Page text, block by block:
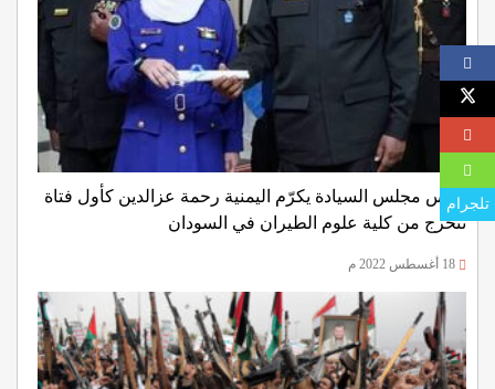
رئيس مجلس السيادة يكرّم اليمنية رحمة عزالدين كأول فتاة
تتخرج من كلية علوم الطيران في السودان
تلجرام